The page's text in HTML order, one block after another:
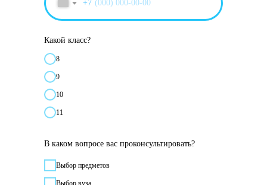
+7
Какой класс?
8
9
10
11
В каком вопросе вас проконсультировать?
Выбор предметов
Выбор вуза